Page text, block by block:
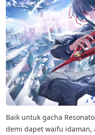
Baik untuk gacha
demi dapet waifu idaman,